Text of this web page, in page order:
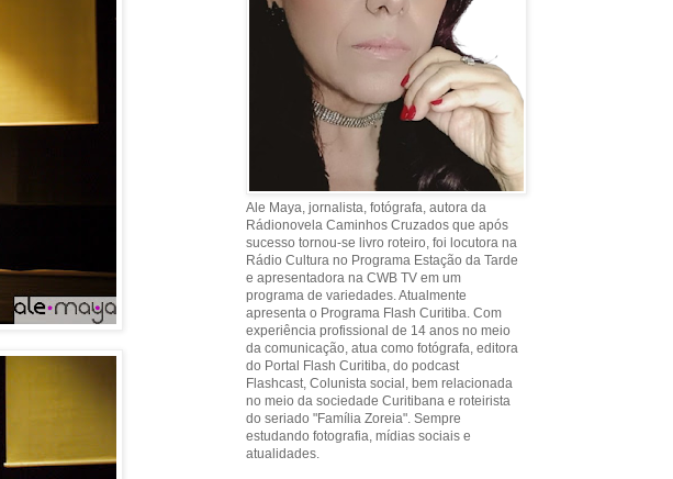
Ale Maya, jornalista, fotógrafa, autora da
Rádionovela Caminhos Cruzados que após
sucesso tornou-se livro roteiro, foi locutora na
Rádio Cultura no Programa Estação da Tarde
e apresentadora na CWB TV em um
programa de variedades. Atualmente
apresenta o Programa Flash Curitiba. Com
experiência profissional de 14 anos no meio
da comunicação, atua como fotógrafa, editora
do Portal Flash Curitiba, do podcast
Flashcast, Colunista social, bem relacionada
no meio da sociedade Curitibana e roteirista
do seriado "Família Zoreia". Sempre
estudando fotografia, mídias sociais e
atualidades.